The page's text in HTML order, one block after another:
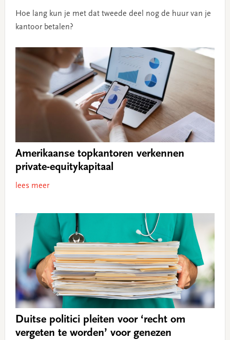
Hoe lang kun je met dat tweede deel nog de huur van je
kantoor betalen?
Amerikaanse topkantoren verkennen
private-equitykapitaal
lees meer
Duitse politici pleiten voor ‘recht om
vergeten te worden’ voor genezen